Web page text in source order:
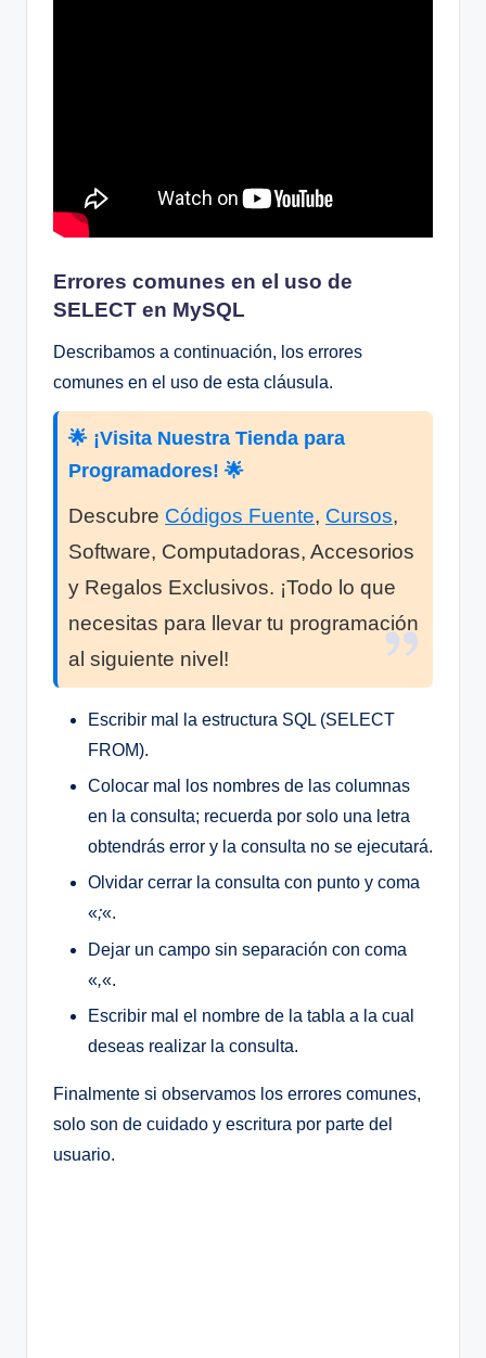
Errores comunes en el uso de
SELECT en MySQL
Describamos a continuación, los errores
comunes en el uso de esta cláusula.
🌟 ¡Visita Nuestra Tienda para
Programadores! 🌟
Descubre Códigos Fuente, Cursos,
Software, Computadoras, Accesorios
y Regalos Exclusivos. ¡Todo lo que
necesitas para llevar tu programación
al siguiente nivel!
Escribir mal la estructura SQL (SELECT
FROM).
Colocar mal los nombres de las columnas
en la consulta; recuerda por solo una letra
obtendrás error y la consulta no se ejecutará.
Olvidar cerrar la consulta con punto y coma
«;«.
Dejar un campo sin separación con coma
«,«.
Escribir mal el nombre de la tabla a la cual
deseas realizar la consulta.
Finalmente si observamos los errores comunes,
solo son de cuidado y escritura por parte del
usuario.